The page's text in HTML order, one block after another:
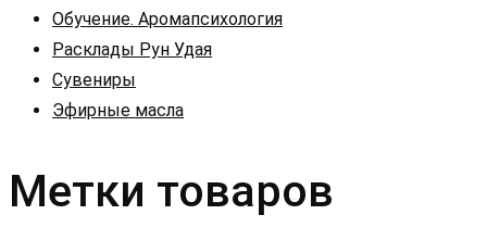
Обучение. Аромапсихология
Расклады Рун Удая
Сувениры
Эфирные масла
Метки товаров